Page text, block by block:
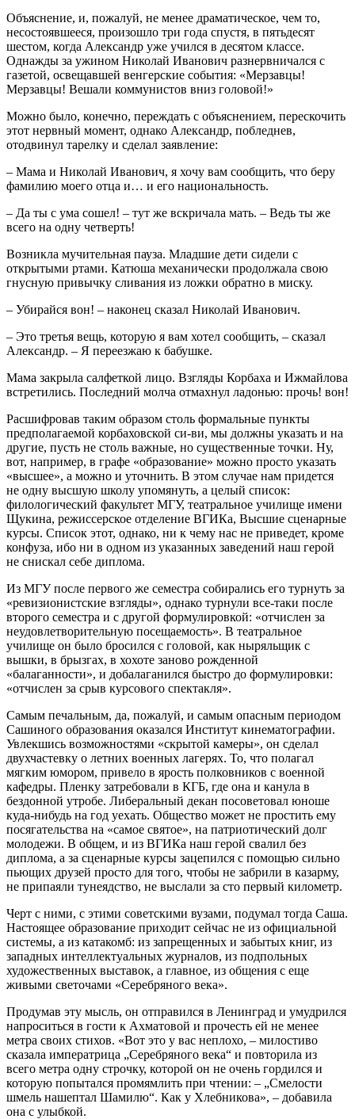
Объяснение, и, пожалуй, не менее драматическое, чем то,
несостоявшееся, произошло три года спустя, в пятьдесят
шестом, когда Александр уже учился в десятом классе.
Однажды за ужином Николай Иванович разнервничался с
газетой, освещавшей венгерские события: «Мерзавцы!
Мерзавцы! Вешали коммунистов вниз головой!»
Можно было, конечно, переждать с объяснением, перескочить
этот нервный момент, однако Александр, побледнев,
отодвинул тарелку и сделал заявление:
– Мама и Николай Иванович, я хочу вам сообщить, что беру
фамилию моего отца и… и его национальность.
– Да ты с ума сошел! – тут же вскричала мать. – Ведь ты же
всего на одну четверть!
Возникла мучительная пауза. Младшие дети сидели с
открытыми ртами. Катюша механически продолжала свою
гнусную привычку сливания из ложки обратно в миску.
– Убирайся вон! – наконец сказал Николай Иванович.
– Это третья вещь, которую я вам хотел сообщить, – сказал
Александр. – Я переезжаю к бабушке.
Мама закрыла салфеткой лицо. Взгляды Корбаха и Ижмайлова
встретились. Последний молча отмахнул ладонью: прочь! вон!
Расшифровав таким образом столь формальные пункты
предполагаемой корбаховской си-ви, мы должны указать и на
другие, пусть не столь важные, но существенные точки. Ну,
вот, например, в графе «образование» можно просто указать
«высшее», а можно и уточнить. В этом случае нам придется
не одну высшую школу упомянуть, а целый список:
филологический факультет МГУ, театральное училище имени
Щукина, режиссерское отделение ВГИКа, Высшие сценарные
курсы. Список этот, однако, ни к чему нас не приведет, кроме
конфуза, ибо ни в одном из указанных заведений наш герой
не снискал себе диплома.
Из МГУ после первого же семестра собирались его турнуть за
«ревизионистские взгляды», однако турнули все-таки после
второго семестра и с другой формулировкой: «отчислен за
неудовлетворительную посещаемость». В театральное
училище он было бросился с головой, как ныряльщик с
вышки, в брызгах, в хохоте заново рожденной
«балаганности», и добалаганился быстро до формулировки:
«отчислен за срыв курсового спектакля».
Самым печальным, да, пожалуй, и самым опасным периодом
Сашиного образования оказался Институт кинематографии.
Увлекшись возможностями «скрытой камеры», он сделал
двухчастевку о летних военных лагерях. То, что полагал
мягким юмором, привело в ярость полковников с военной
кафедры. Пленку затребовали в КГБ, где она и канула в
бездонной утробе. Либеральный декан посоветовал юноше
куда-нибудь на год уехать. Общество может не простить ему
посягательства на «самое святое», на патриотический долг
молодежи. В общем, и из ВГИКа наш герой свалил без
диплома, а за сценарные курсы зацепился с помощью сильно
пьющих друзей просто для того, чтобы не забрили в казарму,
не припаяли тунеядство, не выслали за сто первый километр.
Черт с ними, с этими советскими вузами, подумал тогда Саша.
Настоящее образование приходит сейчас не из официальной
системы, а из катакомб: из запрещенных и забытых книг, из
западных интеллектуальных журналов, из подпольных
художественных выставок, а главное, из общения с еще
живыми светочами «Серебряного века».
Продумав эту мысль, он отправился в Ленинград и умудрился
напроситься в гости к Ахматовой и прочесть ей не менее
метра своих стихов. «Вот это у вас неплохо, – милостиво
сказала императрица „Серебряного века“ и повторила из
всего метра одну строчку, которой он не очень гордился и
которую попытался промямлить при чтении: – „Смелости
шмель нашептал Шамилю“. Как у Хлебникова», – добавила
она с улыбкой.